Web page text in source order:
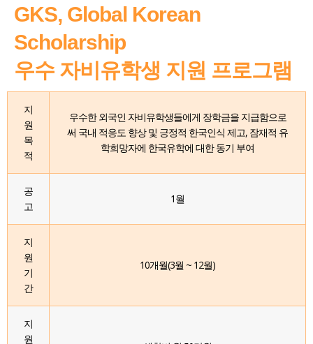
GKS, Global Korean
Scholarship
우수 자비유학생 지원 프로그램
지
원
목
적
우수한 외국인 자비유학생들에게 장학금을 지급함으로
써 국내 적응도 향상 및 긍정적 한국인식 제고, 잠재적 유
학희망자에 한국유학에 대한 동기 부여
공
고
1월
지
원
기
간
10개월(3월 ~ 12월)
지
원